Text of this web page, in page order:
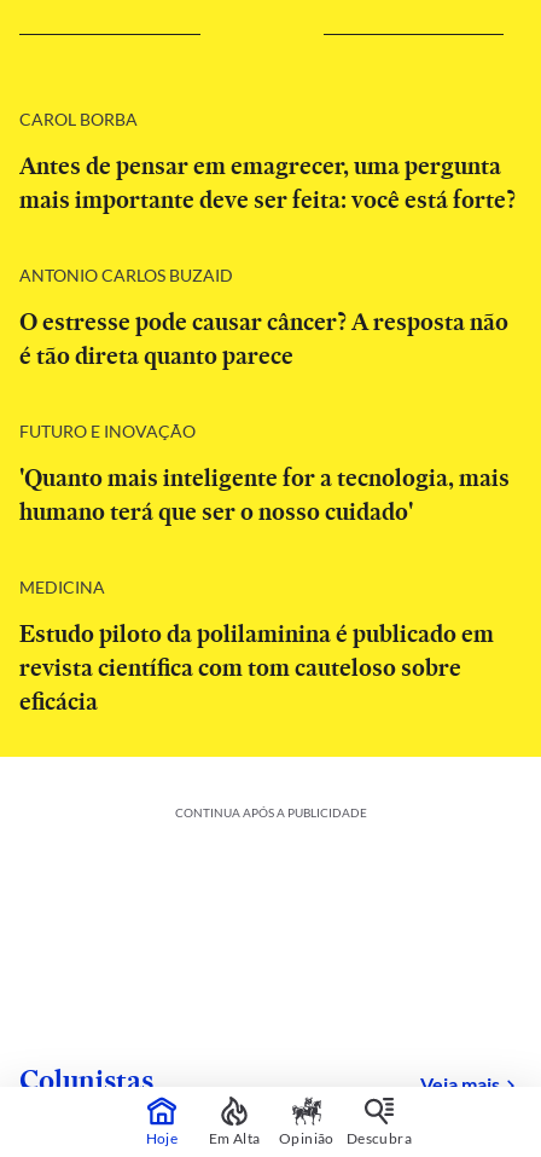
CAROL BORBA
Antes de pensar em emagrecer, uma pergunta
mais importante deve ser feita: você está forte?
ANTONIO CARLOS BUZAID
O estresse pode causar câncer? A resposta não
é tão direta quanto parece
FUTURO E INOVAÇÃO
'Quanto mais inteligente for a tecnologia, mais
humano terá que ser o nosso cuidado'
MEDICINA
Estudo piloto da polilaminina é publicado em
revista científica com tom cauteloso sobre
eficácia
CONTINUA APÓS A PUBLICIDADE
Colunistas Veja mais
Hoje Em Alta Opinião Descubra